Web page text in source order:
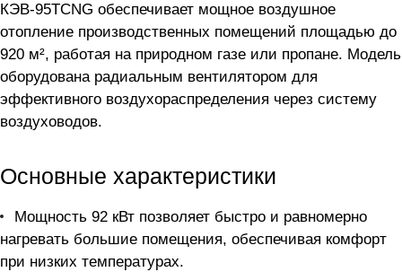
КЭВ-95TCNG обеспечивает мощное воздушное
отопление производственных помещений площадью до
920 м², работая на природном газе или пропане. Модель
оборудована радиальным вентилятором для
эффективного воздухораспределения через систему
воздуховодов.
Основные характеристики
Мощность 92 кВт позволяет быстро и равномерно
нагревать большие помещения, обеспечивая комфорт
при низких температурах.